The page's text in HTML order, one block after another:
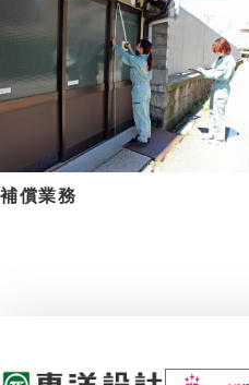
補償業務